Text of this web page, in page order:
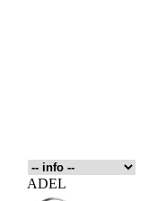
ADEL